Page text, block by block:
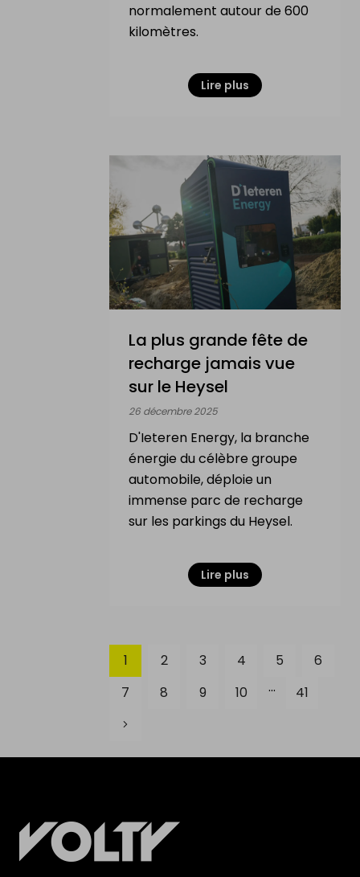
normalement autour de 600
kilomètres.
Lire plus
La plus grande fête de
recharge jamais vue
sur le Heysel
26 décembre 2025
D'Ieteren Energy, la branche
énergie du célèbre groupe
automobile, déploie un
immense parc de recharge
sur les parkings du Heysel.
Lire plus
1 2 3 4 5
6
7
8 9 10 ... 41